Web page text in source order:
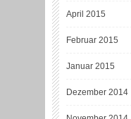
April 2015
Februar 2015
Januar 2015
Dezember 2014